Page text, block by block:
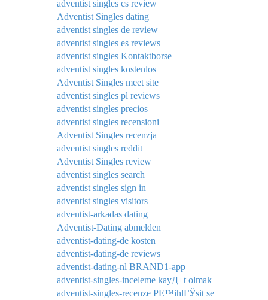
adventist singles cs review
Adventist Singles dating
adventist singles de review
adventist singles es reviews
adventist singles Kontaktborse
adventist singles kostenlos
Adventist Singles meet site
adventist singles pl reviews
adventist singles precios
adventist singles recensioni
Adventist Singles recenzja
adventist singles reddit
Adventist Singles review
adventist singles search
adventist singles sign in
adventist singles visitors
adventist-arkadas dating
Adventist-Dating abmelden
adventist-dating-de kosten
adventist-dating-de reviews
adventist-dating-nl BRAND1-app
adventist-singles-inceleme kayД±t olmak
adventist-singles-recenze PЕ™ihlГЎsit se